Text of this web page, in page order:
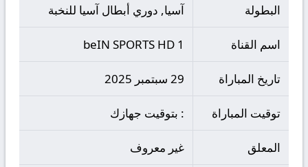
البطولة آسيا, دوري أبطال آسيا للنخبة
اسم القناة beIN SPORTS HD 1
تاريخ المباراة 29 سبتمبر 2025
توقيت المباراة : بتوقيت جهازك
المعلق غير معروف